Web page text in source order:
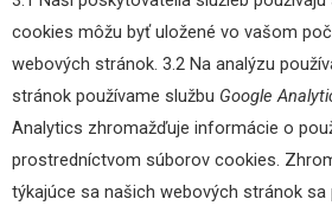
cookies môžu byť uložené vo vašom
webových stránok. 3.2 Na analýzu
stránok používame službu Google
Analytics zhromažďuje informácie o
prostredníctvom súborov cookies.
týkajúce sa našich webových stránok sa